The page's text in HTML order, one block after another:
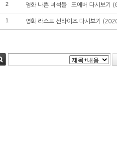
2 영화 나쁜 녀석들 : 포에버 다시보기
1 영화 라스트 선라이즈 다시보기